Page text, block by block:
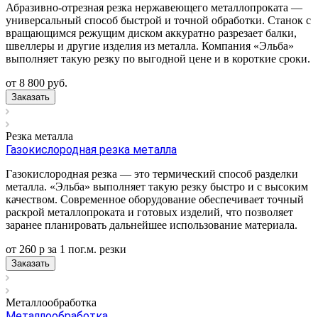
Абразивно-отрезная резка нержавеющего металлопроката —
универсальный способ быстрой и точной обработки. Станок с
вращающимся режущим диском аккуратно разрезает балки,
швеллеры и другие изделия из металла. Компания «Эльба»
выполняет такую резку по выгодной цене и в короткие сроки.
от 8 800 руб.
Заказать
Резка металла
Газокислородная резка металла
Газокислородная резка — это термический способ разделки
металла. «Эльба» выполняет такую резку быстро и с высоким
качеством. Современное оборудование обеспечивает точный
раскрой металлопроката и готовых изделий, что позволяет
заранее планировать дальнейшее использование материала.
от 260 р за 1 пог.м. резки
Заказать
Металлообработка